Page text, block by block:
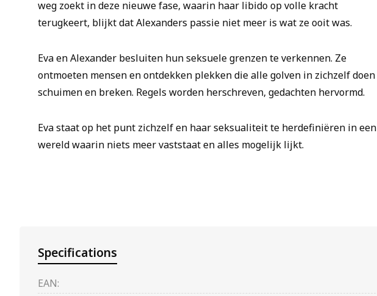
weg zoekt in deze nieuwe fase, waarin haar libido op volle kracht
terugkeert, blijkt dat Alexanders passie niet meer is wat ze ooit was.
Eva en Alexander besluiten hun seksuele grenzen te verkennen. Ze
ontmoeten mensen en ontdekken plekken die alle golven in zichzelf doen
schuimen en breken. Regels worden herschreven, gedachten hervormd.
Eva staat op het punt zichzelf en haar seksualiteit te herdefiniëren in een
wereld waarin niets meer vaststaat en alles mogelijk lijkt.
Specifications
EAN: